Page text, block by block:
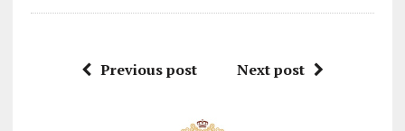
Previous post Next post